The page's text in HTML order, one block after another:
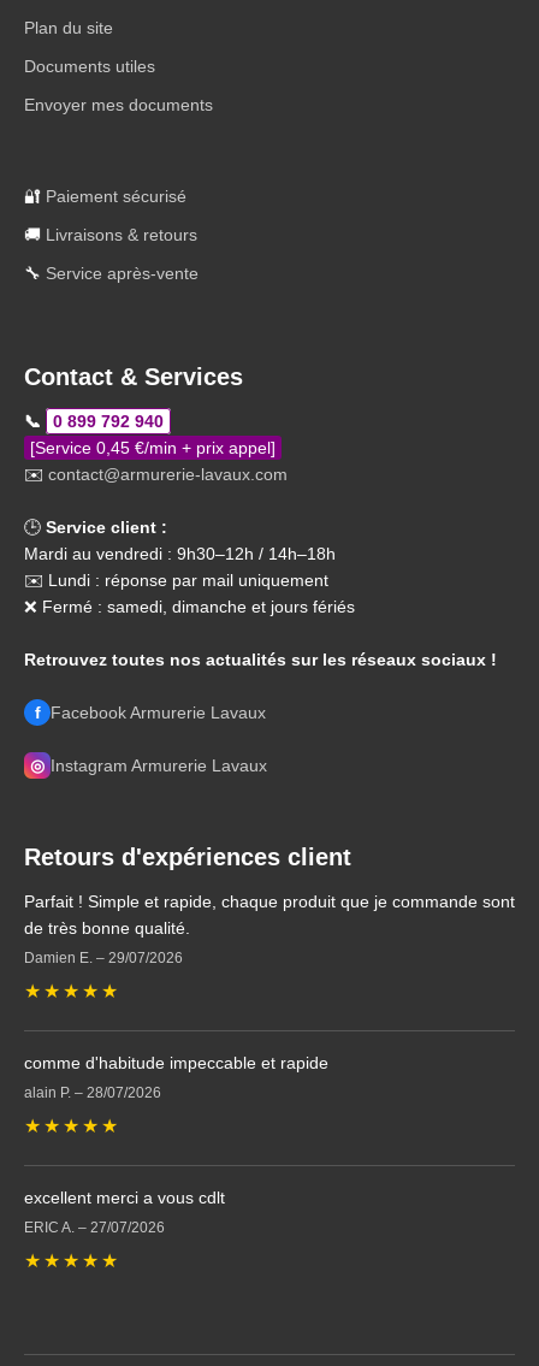
Plan du site
Documents utiles
Envoyer mes documents
🔐 Paiement sécurisé
🚚 Livraisons & retours
🔧 Service après-vente
Contact & Services
📞
0 899 792 940
[Service 0,45 €/min + prix appel]
✉️ contact@armurerie-lavaux.com
🕒 Service client :
Mardi au vendredi : 9h30–12h / 14h–18h
✉️ Lundi : réponse par mail uniquement
❌ Fermé : samedi, dimanche et jours fériés
Retrouvez toutes nos actualités sur les réseaux sociaux !
f Facebook Armurerie Lavaux
◎ Instagram Armurerie Lavaux
Retours d'expériences client
Parfait ! Simple et rapide, chaque produit que je commande sont
de très bonne qualité.
Damien E. – 29/07/2026
★ ★ ★ ★ ★
comme d'habitude impeccable et rapide
alain P. – 28/07/2026
★ ★ ★ ★ ★
excellent merci a vous cdlt
ERIC A. – 27/07/2026
★ ★ ★ ★ ★